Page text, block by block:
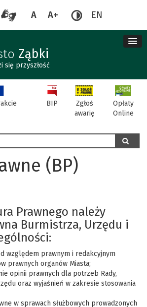
A A+ EN
Ząbki
się przyszłość
BIP
Zgłoś
awarię
Opłaty
Online
szukaj
(BP)
Prawnego należy
Burmistrza, Urzędu i
względem prawnym i redakcyjnym
prawnych organów Miasta;
opinii prawnych dla potrzeb Rady,
oraz wyjaśnień w zakresie stosowania
w sprawach służbowych prowadzonych